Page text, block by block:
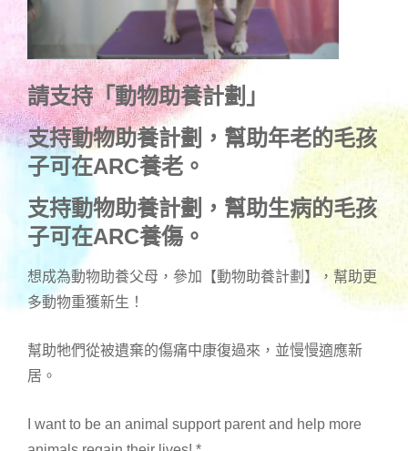
請支持「動物助養計劃」
支持動物助養計劃，幫助年老的毛孩
子可在ARC養老。
支持動物助養計劃，幫助生病的毛孩
子可在ARC養傷。
想成為動物助養父母，參加【動物助養計劃】，幫助更
多動物重獲新生！
幫助牠們從被遺棄的傷痛中康復過來，並慢慢適應新
居。
I want to be an animal support parent and help more